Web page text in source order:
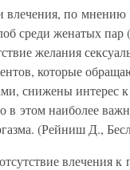
влечения, по
среди женатых
желания
которые
снижены интерес
этом наиболее
(Рейниш Д.,
влечения к